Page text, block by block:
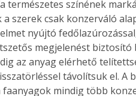
természetes színének
a szerek csak konzerváló
nyújtó
megjelenést
az anyag elérhető
távolítsuk el. A
mindig több